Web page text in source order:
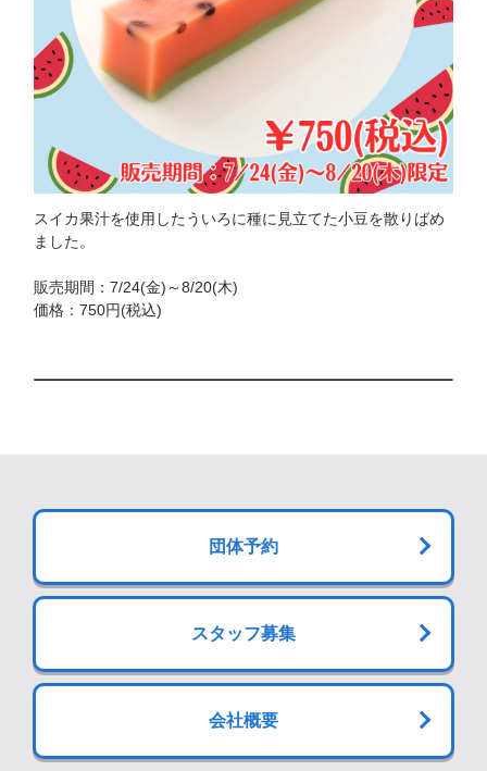
スイカ果汁を使用したういろに種に見立てた小豆を散りばめ
ました。
販売期間：7/24(金)～8/20(木)
価格：750円(税込)
団体予約
スタッフ募集
会社概要